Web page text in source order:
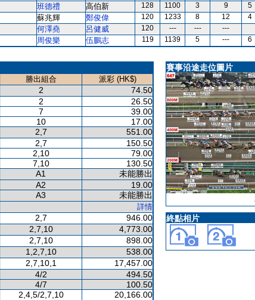
班德禮 高伯新 128 1100 3 9 5
蘇兆輝 鄭俊偉 120 1233 8 12 4
何澤堯 呂健威 120 --- --- ---
周俊樂 伍鵬志 119 1139 5 --- 6
勝出組合
派彩 (HK$)
2 74.50
2
26.50
7
39.00
10
17.00
2,7 551.00
2,7
150.50
2,10
79.00
7,10
130.50
A1
未能勝出
A2
19.00
A3
未能勝出
詳情
2,7 946.00
2,7,10 4,773.00
2,7,10 898.00
1,2,7,10 538.00
2,7,10,1 17,457.00
4/2
494.50
4/7
100.50
2,4,5/2,7,10 20,166.00
賽事沿途走位圖片
終點相片